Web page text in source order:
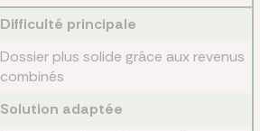
Difficulté principale
Dossier plus solide grâce aux revenus
combinés
Solution adaptée